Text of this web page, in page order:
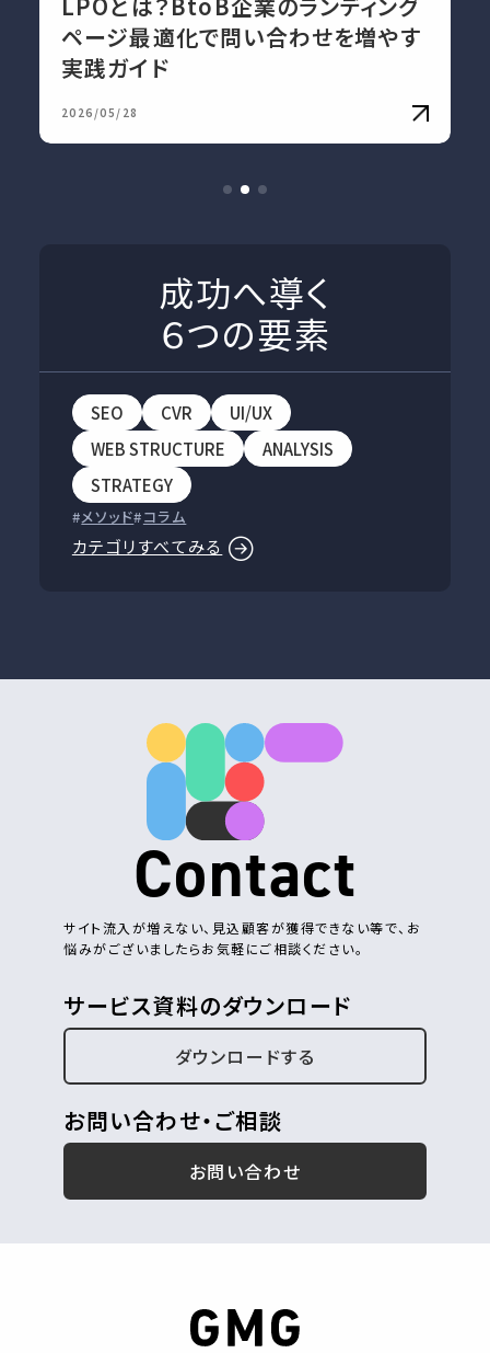
ページ最適化で問い合わせを増やす
実践ガイド
2026/05/28
成功へ導く
６つの要素
SEO CVR
UI/UX
WEB STRUCTURE
ANALYSIS
STRATEGY
メソッド コラム
カテゴリすべてみる
Contact
サイト流入が増えない、見込顧客が獲得できない等で、お
悩みがございましたらお気軽にご相談ください。
サービス資料のダウンロード
ダウンロードする
お問い合わせ・ご相談
お問い合わせ